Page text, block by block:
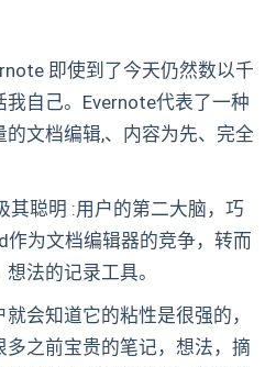
即使到了今天仍然数以千
自己。Evernote代表了一种
文档编辑,、内容为先、完全
其聪明 :用户的第二大脑，巧
为文档编辑器的竞争，转而
法的记录工具。
会知道它的粘性是很强的，
多之前宝贵的笔记，想法，摘